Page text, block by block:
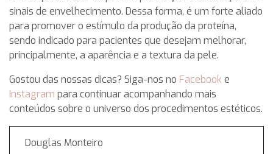
sinais de envelhecimento. Dessa forma, é um forte aliado
para promover o estímulo da produção da proteína,
sendo indicado para pacientes que desejam melhorar,
principalmente, a aparência e a textura da pele.
Gostou das nossas dicas? Siga-nos no Facebook e
Instagram para continuar acompanhando mais
conteúdos sobre o universo dos procedimentos estéticos.
Douglas Monteiro